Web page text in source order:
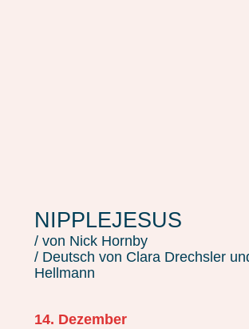
NIPPLEJESUS
/ von Nick Hornby
/ Deutsch von Clara Drechsler
Hellmann
14. Dezember